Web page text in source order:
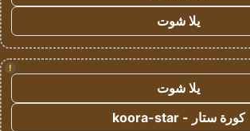
يلا شوت
!
يلا شوت
كورة ستار - koora-star